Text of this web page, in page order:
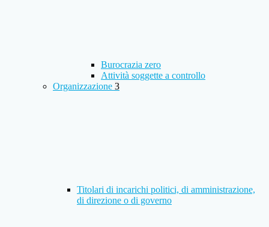
Burocrazia zero
Attività soggette a controllo
Organizzazione 3
Titolari di incarichi politici, di amministrazione,
di direzione o di governo